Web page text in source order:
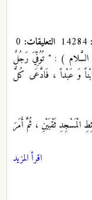
التعليقات:
السَّلام ) : " تُوُفِّيَ رَجُلٌ
وَ عَبْداً ، فَادَّعَى كُلُّ
الْمَسْجِدِ ثَقْبَيْنِ ، ثُمَّ أَمَرَ
اقرأ المزيد